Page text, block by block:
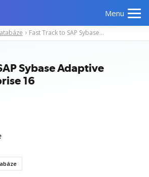
Menu
Odborné
Počítačové
Fast Track to SAP Sybase Adaptive Server Enterprise 16
Sybase Adaptive
16